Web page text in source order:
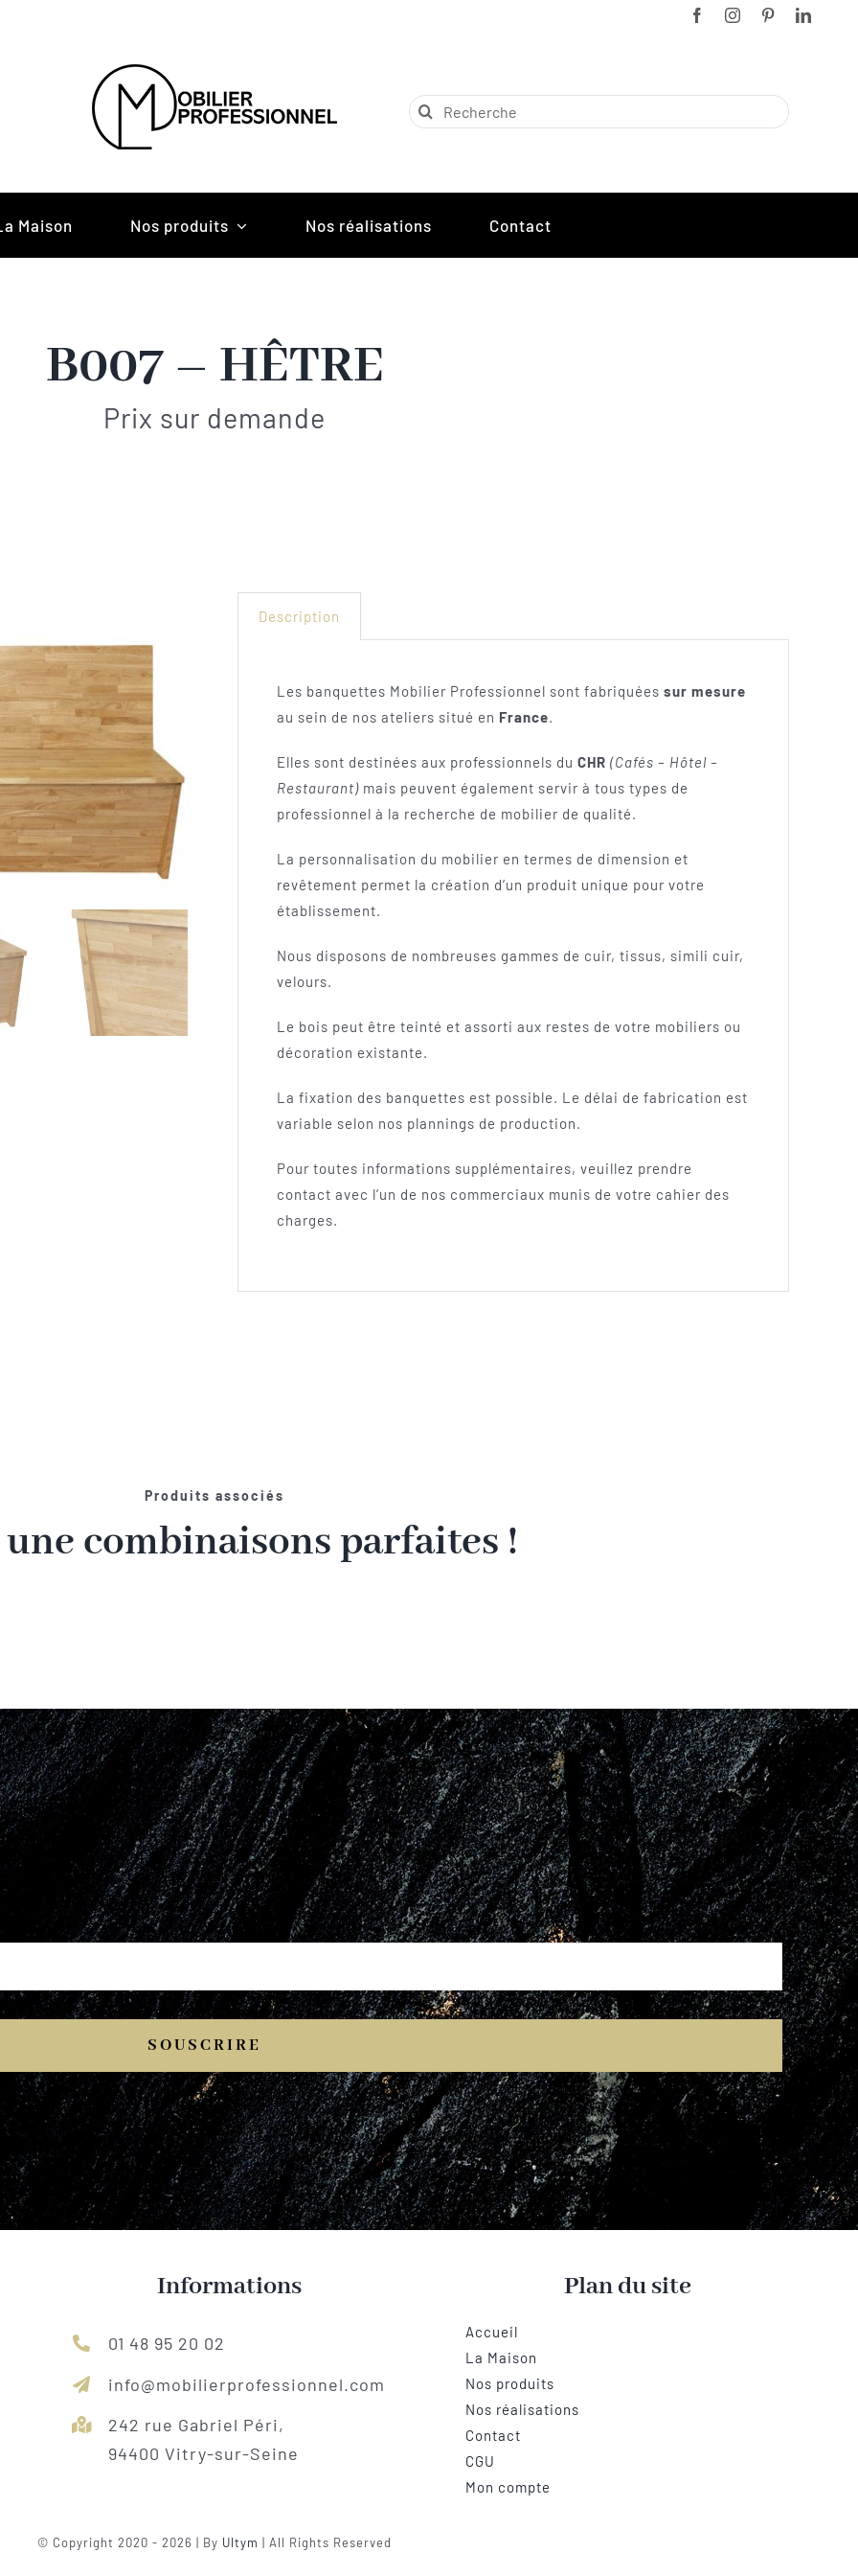
Rechercher:
Maison Nos produits Nos réalisations Contact
B007 – HÊTRE
Prix sur demande
Description
Les banquettes Mobilier Professionnel sont fabriquées sur mesure
au sein de nos ateliers situé en France.
Elles sont destinées aux professionnels du CHR (Cafés – Hôtel –
Restaurant)mais peuvent également servir à tous types de
professionnel à la recherche de mobilier de qualité.
La personnalisation du mobilier en termes de dimension et
revêtement permet la création d’un produit unique pour votre
établissement.
Nous disposons de nombreuses gammes de cuir, tissus, simili cuir,
velours.
Le bois peut être teinté et assorti aux restes de votre mobiliers ou
décoration existante.
La fixation des banquettes est possible. Le délai de fabrication est
variable selon nos plannings de production.
Pour toutes informations supplémentaires, veuillez prendre
contact avec l’un de nos commerciaux munis de votre cahier des
charges.
Produits associés
combinaisons parfaites !
SOUSCRIRE
Informations
01 48 95 20 02
info@mobilierprofessionnel.com
242 rue Gabriel Péri,
94400 Vitry-sur-Seine
Plan du site
Accueil
La Maison
Nos produits
Nos réalisations
Contact
CGU
Mon compte
© Copyright 2020 - 2026 | By Ultym | All Rights Reserved